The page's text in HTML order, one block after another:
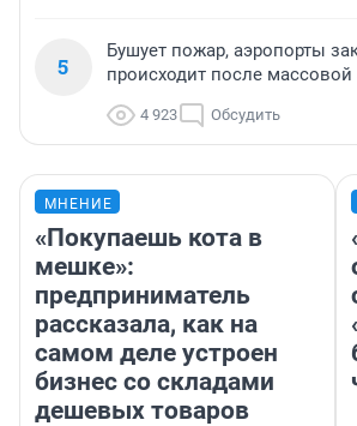
5
Бушует пожар, аэропорты
происходит после массовой
4 923 Обсудить
МНЕНИЕ
«Покупаешь кота в
мешке»:
предприниматель
рассказала, как на
самом деле устроен
бизнес со складами
дешевых товаров